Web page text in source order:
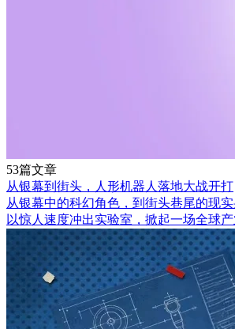
53篇文章
从银幕到街头，人形机器人落地大战开打
从银幕中的科幻角色，到街头巷尾的现
以惊人速度冲出实验室，掀起一场全球产